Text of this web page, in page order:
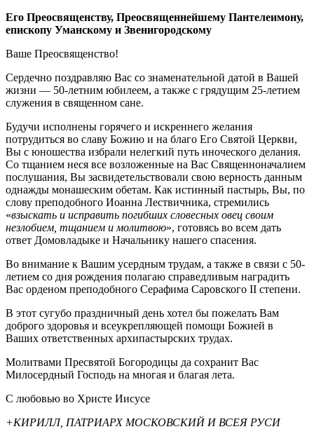
Его Преосвященству, Преосвященнейшему Пантелеимону,
епископу Уманскому и Звенигородскому
Ваше Преосвященство!
Сердечно поздравляю Вас со знаменательной датой в Вашей
жизни ― 50-летним юбилеем, а также с грядущим 25-летием
служения в священном сане.
Будучи исполнены горячего и искреннего желания
потрудиться во славу Божию и на благо Его Святой Церкви,
Вы с юношества избрали нелегкий путь иноческого делания.
Со тщанием неся все возложенные на Вас Священноначалием
послушания, Вы засвидетельствовали свою верность данным
однажды монашеским обетам. Как истинный пастырь, Вы, по
слову преподобного Иоанна Лествичника, стремились
«взыскать и исправить погибших словесных овец своим
незлобием, тщанием и молитвою», готовясь во всем дать
ответ Домовладыке и Начальнику нашего спасения.
Во внимание к Вашим усердным трудам, а также в связи с 50-
летием со дня рождения полагаю справедливым наградить
Вас орденом преподобного Серафима Саровского II степени.
В этот сугубо праздничный день хотел бы пожелать Вам
доброго здоровья и всеукрепляющей помощи Божией в
Ваших ответственных архипастырских трудах.
Молитвами Пресвятой Богородицы да сохранит Вас
Милосердный Господь на многая и благая лета.
С любовью во Христе Иисусе
+КИРИЛЛ, ПАТРИАРХ МОСКОВСКИЙ И ВСЕЯ РУСИ